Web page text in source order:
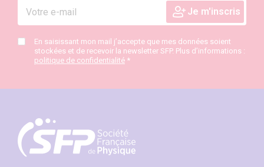
En saisissant mon mail j’accepte que mes données soient
stockées et de recevoir la newsletter SFP. Plus d’informations :
politique de confidentialité *